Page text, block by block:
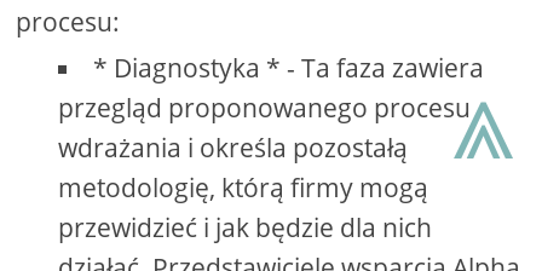
procesu:
* Diagnostyka * - Ta faza zawiera
przegląd proponowanego procesu
wdrażania i określa pozostałą
metodologię, którą firmy mogą
przewidzieć i jak będzie dla nich
⩓